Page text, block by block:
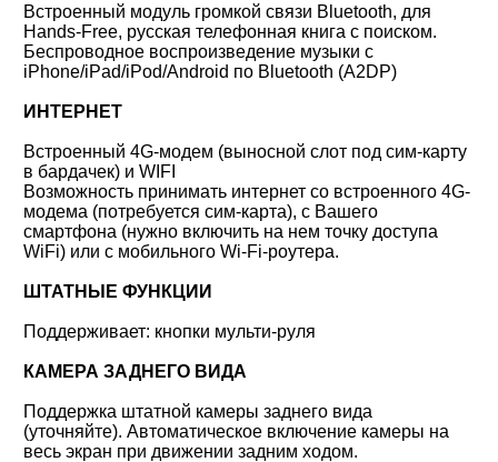
Встроенный модуль громкой связи Bluetooth, для
Hands-Free, русская телефонная книга с поиском.
Беспроводное воспроизведение музыки с
iPhone/iPad/iPod/Android по Bluetooth (A2DP)
ИНТЕРНЕТ
Встроенный 4G-модем (выносной слот под сим-карту
в бардачек) и WIFI
Возможность принимать интернет со встроенного 4G-
модема (потребуется сим-карта), с Вашего
смартфона (нужно включить на нем точку доступа
WiFi) или с мобильного Wi-Fi-роутера.
ШТАТНЫЕ ФУНКЦИИ
Поддерживает: кнопки мульти-руля
КАМЕРА ЗАДНЕГО ВИДА
Поддержка штатной камеры заднего вида
(уточняйте). Автоматическое включение камеры на
весь экран при движении задним ходом.